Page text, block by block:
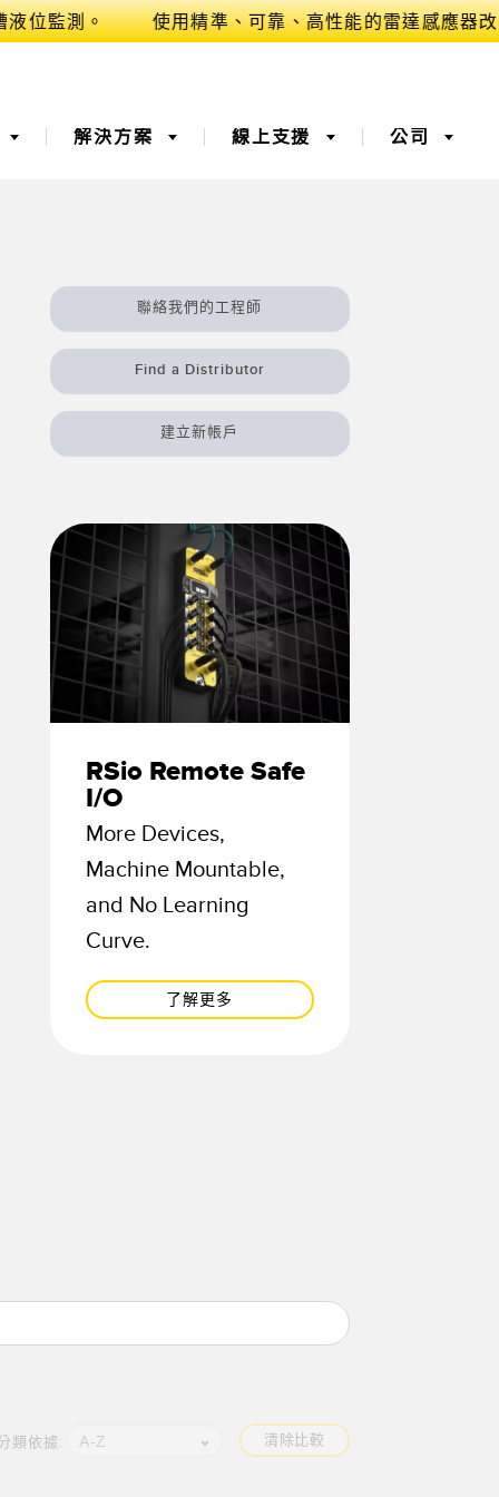
3D 飛行時間
光纖感測器​
科技
支援 IO-Link 的感測器​
解決方案
(OEE)
桶槽料位監控
服務或棧板收
遠端監控
線上支援 公司
聯絡我們的工程師
Find a Distributor
建立新帳戶
RSio Remote Safe
I/O
More Devices,
Machine Mountable,
and No Learning
Curve.
了解更多
清除比較
類依據: A-Z